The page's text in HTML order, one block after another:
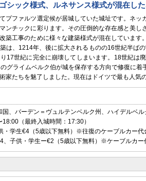
シック様式、ルネサンス様式が混在し
プファルツ選定候が居城していた城址です。ネ
ンチックに彩ります。その圧倒的な存在感と美
築工事のために様々な建築様式が混在していま
は、1214年、後に拡大されるものの16世紀半ば
17世紀に完全に崩壊してしまいます。18世紀は
グライムベルク伯が城を保存する方向で修復に
家たちを魅了しました。現在はドイツで最も人気
、バーデン＝ヴュルテンベルク州、ハイデルベル
（最終入城時間：17:30）
・学生€4（5歳以下無料）※往復のケーブルカー代
、子供・学生ー€2（5歳以下無料）※ケーブルカー